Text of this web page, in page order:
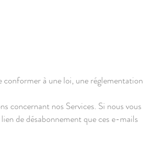
à une loi, une réglementation
concernant nos Services. Si nous vous
de désabonnement que ces e-mails